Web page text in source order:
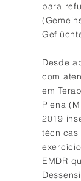
para
Desde
com
em
Plena
2019
técnicas
EMDR